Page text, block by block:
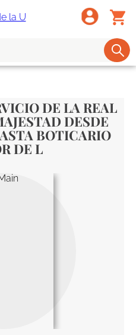
DE LA REAL
DESDE
BOTICARIO
DE L